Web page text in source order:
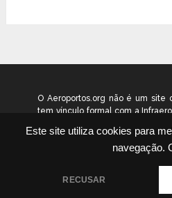
Este site utiliza cookies para
navegação.
RECUSAR
O Aeroportos.org não é um site
tem vínculo formal com a
como um guia independente
público geral. © 2026